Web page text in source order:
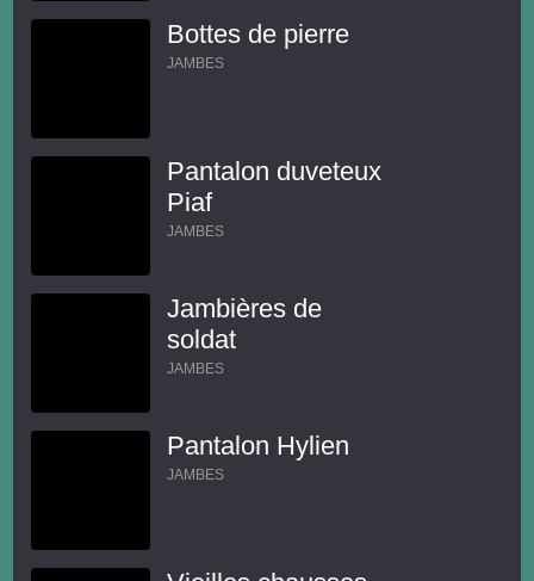
Bottes de pierre
JAMBES
Pantalon duveteux
Piaf
JAMBES
Jambières de
soldat
JAMBES
Pantalon Hylien
JAMBES